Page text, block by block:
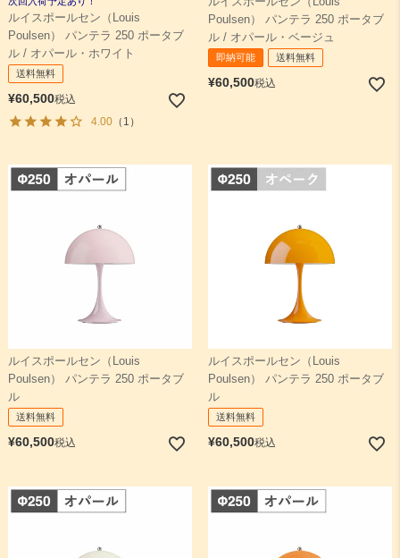
ルイスポールセン（Louis
Poulsen） パンテラ 250 ポータブ
ル / オパール・ホワイト
送料無料
¥60,500税込
4.00（1）
Poulsen） パンテラ 250 ポータブ
ル / オパール・ベージュ
即納可能 送料無料
¥60,500税込
ルイスポールセン（Louis
Poulsen） パンテラ 250 ポータブ
ル
送料無料
¥60,500税込
ルイスポールセン（Louis
Poulsen） パンテラ 250 ポータブ
ル
送料無料
¥60,500税込